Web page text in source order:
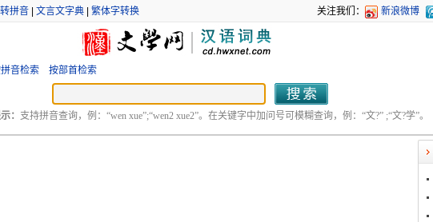
拼音| 文言文字典| 繁体字转换 关注我们： 新浪微博
音检索 按部首检索
： 支持拼音查询，例：“wen xue”;“wen2 xue2”。在关键字中加问号可模糊查询，例：“文?” ;“文?学”。